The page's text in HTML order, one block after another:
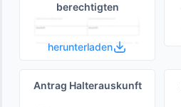
berechtigten
herunterladen
Antrag Halterauskunft